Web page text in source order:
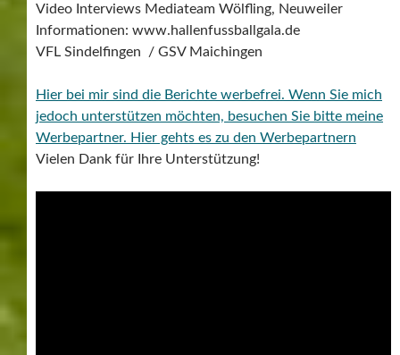
Video Interviews Mediateam Wölfling, Neuweiler
Informationen: www.hallenfussballgala.de
VFL Sindelfingen / GSV Maichingen
Hier bei mir sind die Berichte werbefrei. Wenn Sie mich
jedoch unterstützen möchten, besuchen Sie bitte meine
Werbepartner. Hier gehts es zu den Werbepartnern
Vielen Dank für Ihre Unterstützung!